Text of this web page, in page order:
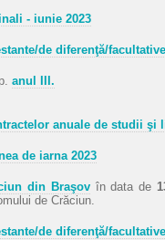
- iunie 2023
de diferenţă/facultative
anul III.
anuale de studii
de iarna 2023
din Braşovîn data de
de Crăciun.
de diferenţă/